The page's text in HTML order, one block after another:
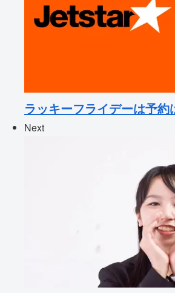
ラッキーフライデーは予約
Next